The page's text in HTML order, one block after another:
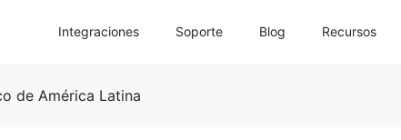
Integraciones Soporte Blog Recursos
de América Latina